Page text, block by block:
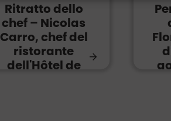
Ritratto dello
chef – Nicolas
Carro, chef del
ristorante
dell'Hôtel de